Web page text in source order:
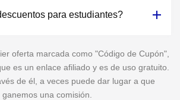
para estudiantes?
oferta marcada como "Código de Cupón",
es un enlace afiliado y es de uso gratuito.
de él, a veces puede dar lugar a que
ganemos una comisión.